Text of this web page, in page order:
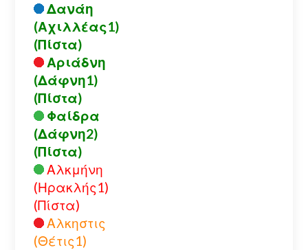
Δανάη
(Αχιλλέας1)
(Πίστα)
Αριάδνη
(Δάφνη1)
(Πίστα)
Φαίδρα
(Δάφνη2)
(Πίστα)
Αλκμήνη
(Ηρακλής1)
(Πίστα)
Αλκηστις
(Θέτις1)